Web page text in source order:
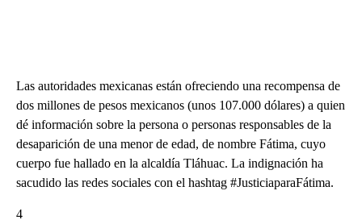
Las autoridades mexicanas están ofreciendo una recompensa de
dos millones de pesos mexicanos (unos 107.000 dólares) a quien
dé información sobre la persona o personas responsables de la
desaparición de una menor de edad, de nombre Fátima, cuyo
cuerpo fue hallado en la alcaldía Tláhuac. La indignación ha
sacudido las redes sociales con el hashtag #JusticiaparaFátima.
4